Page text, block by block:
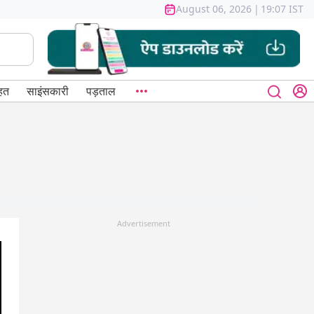
August 06, 2026 | 19:07 IST
साइंसकारी पड़ताल
Advertisement